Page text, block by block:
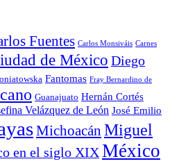
Fuentes Carlos Monsiváis Carnes
de México Diego
Fantomas Fray Bernardino de
Guanajuato Hernán Cortés
Velázquez de León José Emilio
Michoacán Miguel
en el siglo XIXMéxico